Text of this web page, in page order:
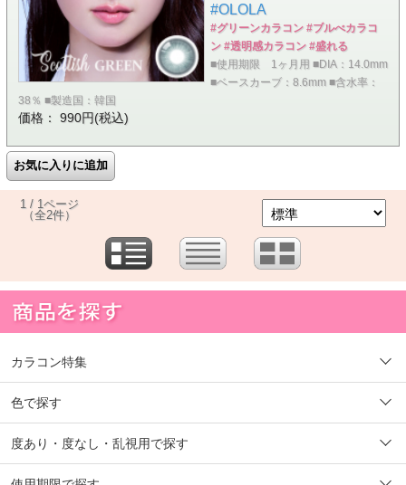
#OLOLA
#グリーンカラコン #ブルべカラコ
ン #透明感カラコン #盛れる
■使用期限 1ヶ月用 ■DIA：14.0mm
■ベースカーブ：8.6mm ■含水率：
38％ ■製造国：韓国
価格： 990円(税込)
1 / 1ページ
（全2件）
カラコン特集
色で探す
度あり・度なし・乱視用で探す